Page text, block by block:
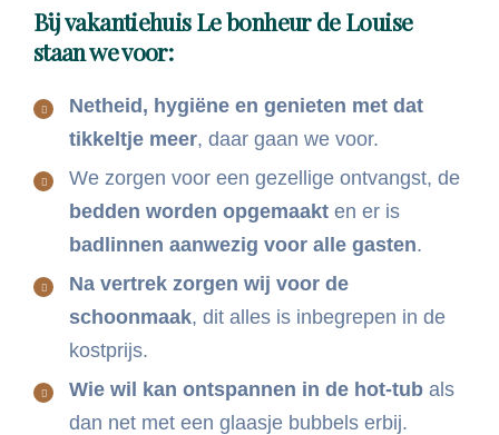
Bij vakantiehuis Le bonheur de Louise
staan we voor:
Netheid, hygiëne en genieten met dat
tikkeltje meer, daar gaan we voor.
We zorgen voor een gezellige ontvangst, de
bedden worden opgemaakt en er is
badlinnen aanwezig voor alle gasten.
Na vertrek zorgen wij voor de
schoonmaak, dit alles is inbegrepen in de
kostprijs.
Wie wil kan ontspannen in de hot-tub als
dan net met een glaasje bubbels erbij.